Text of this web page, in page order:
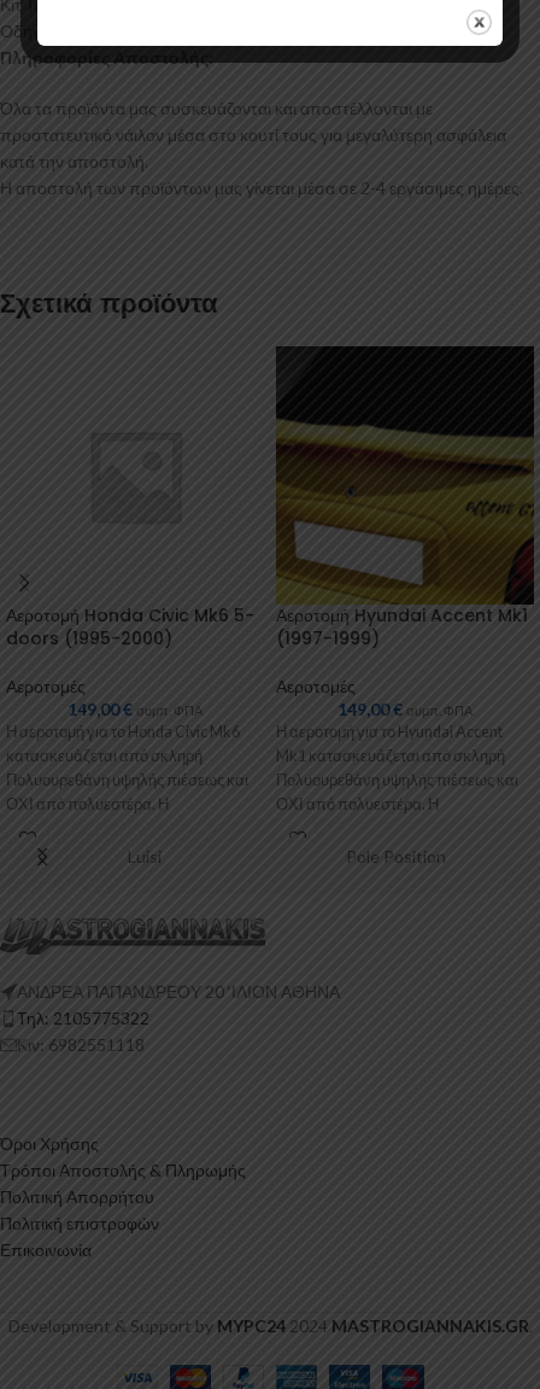
Κιτ Τοποθέτησης
Οδηγίες Τοποθέτησης
Πληροφορίες Αποστολής:
Όλα τα προϊόντα μας συσκευάζονται και αποστέλλονται με
προστατευτικό νάιλον μέσα στο κουτί τους για μεγαλύτερη ασφάλεια
κατά την αποστολή.
Η αποστολή των προϊόντων μας γίνεται μέσα σε 2-4 εργάσιμες ημέρες.
Σχετικά προϊόντα
Αεροτομή Honda Civic Mk6 5-
doors (1995-2000)
Αεροτομές
149,00€ συμπ. ΦΠΑ
Η αεροτομή για το Honda Civic Mk6
κατασκευάζεται από σκληρή
Πολυουρεθάνη υψηλής πιέσεως και
ΟΧΙ από πολυεστέρα. Η
Πολυουρεθάνη είναι
Αεροτομή Hyundai Accent Mk1
(1997-1999)
Αεροτομές
149,00€ συμπ. ΦΠΑ
Η αεροτομή για το Hyundai Accent
Mk1 κατασκευάζεται από σκληρή
Πολυουρεθάνη υψηλής πιέσεως και
ΟΧΙ από πολυεστέρα. Η
Πολυουρεθάνη είναι
Luisi Pole Position
ΑΝΔΡΕΑ ΠΑΠΑΝΔΡΕΟΥ 20 ‘ΙΛΙΟΝ ΑΘΗΝΑ
Τηλ: 2105775322
Κιν: 6982551118
Όροι Χρήσης
Τρόποι Αποστολής & Πληρωμής
Πολιτική Απορρήτου
Πολιτική επιστροφών
Επικοινωνία
Development & Support by MYPC242024 MASTROGIANNAKIS.GR